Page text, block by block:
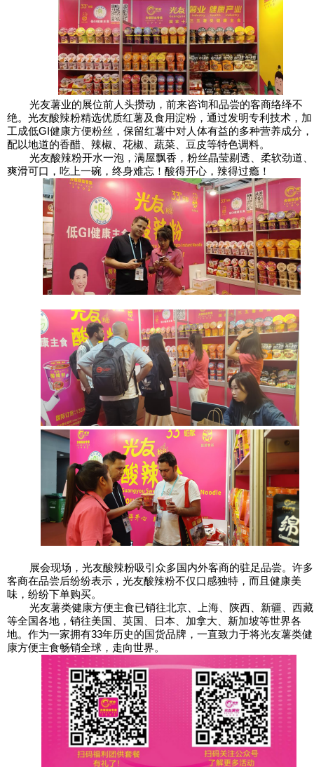
光友薯业的展位前人头攒动，前来咨询和品尝的客商络绎不
绝。光友酸辣粉精选优质红薯及食用淀粉，通过发明专利技术，加
工成低GI健康方便粉丝，保留红薯中对人体有益的多种营养成分，
配以地道的香醋、辣椒、花椒、蔬菜、豆皮等特色调料。
光友酸辣粉开水一泡，满屋飘香，粉丝晶莹剔透、柔软劲道、
爽滑可口，吃上一碗，终身难忘！酸得开心，辣得过瘾！
展会现场，光友酸辣粉吸引众多国内外客商的驻足品尝。许多
客商在品尝后纷纷表示，光友酸辣粉不仅口感独特，而且健康美
味，纷纷下单购买。
光友薯类健康方便主食已销往北京、上海、陕西、新疆、西藏
等全国各地，销往美国、英国、日本、加拿大、新加坡等世界各
地。 作为一家拥有33年历史的国货品牌，一直致力于将光友薯类健
康方便主食畅销全球，走向世界。